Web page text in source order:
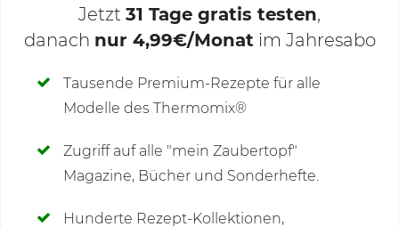
Deine Notizen
Jetzt 31 Tage gratis testen,
danach nur 4,99€/Monat im Jahresabo
Tausende Premium-Rezepte für alle
Modelle des Thermomix®
Zugriff auf alle "mein Zaubertopf"
Magazine, Bücher und Sonderhefte.
Hunderte Rezept-Kollektionen,